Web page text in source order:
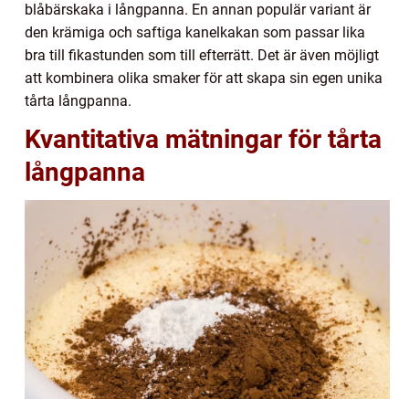
blåbärskaka i långpanna. En annan populär variant är
den krämiga och saftiga kanelkakan som passar lika
bra till fikastunden som till efterrätt. Det är även möjligt
att kombinera olika smaker för att skapa sin egen unika
tårta långpanna.
Kvantitativa mätningar för tårta
långpanna